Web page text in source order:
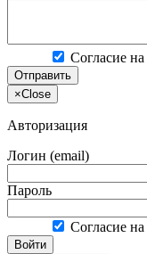
Согласие на
Отправить
×Close
Авторизация
Логин (email)
Пароль
Согласие на
Войти